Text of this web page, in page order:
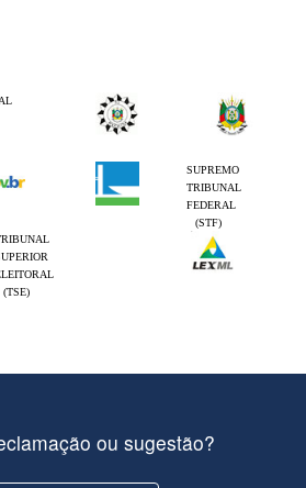
SUPREMO
TRIBUNAL
FEDERAL
(STF)
(TSE)
ou sugestão?